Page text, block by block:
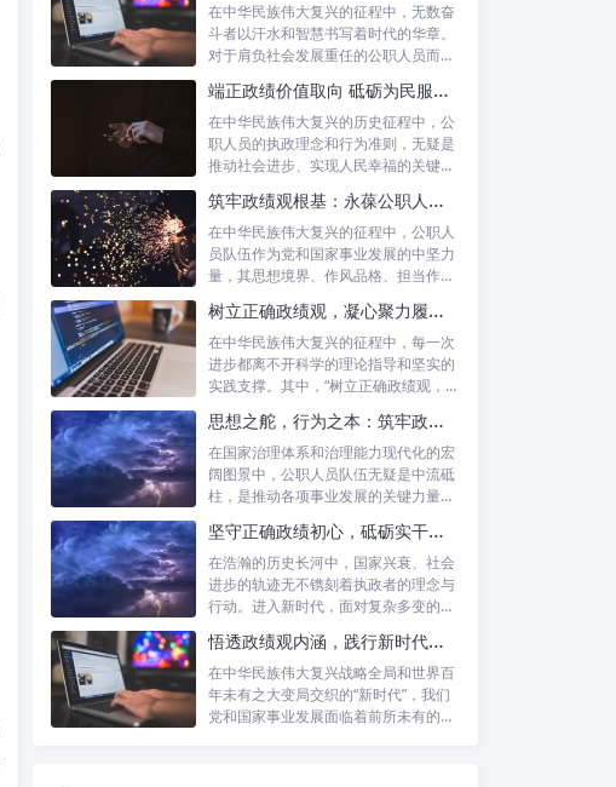
在中华民族伟大复兴的征程中，无数奋
斗者以汗水和智慧书写着时代的华章。
对于肩负社会发展重任的公职人员而
端正政绩价值取向 砥砺为民服务初心：新时代公仆的责任与担当
在中华民族伟大复兴的历史征程中，公
职人员的执政理念和行为准则，无疑是
推动社会进步、实现人民幸福的关键所
筑牢政绩观根基：永葆公职人员本色的时代考量与实践路径
在中华民族伟大复兴的征程中，公职人
员队伍作为党和国家事业发展的中坚力
量，其思想境界、作风品格、担当作为
树立正确政绩观，凝心聚力履职尽责：新时代下的治理智慧与实践路径
在中华民族伟大复兴的征程中，每一次
进步都离不开科学的理论指导和坚实的
实践支撑。其中，“树立正确政绩观，凝
思想之舵，行为之本：筑牢政绩观根基，永葆公职人员本色
在国家治理体系和治理能力现代化的宏
阔图景中，公职人员队伍无疑是中流砥
柱，是推动各项事业发展的关键力量。
坚守正确政绩初心，砥砺实干担当精神：新时代高质量发展的核心引擎
在浩瀚的历史长河中，国家兴衰、社会
进步的轨迹无不镌刻着执政者的理念与
行动。进入新时代，面对复杂多变的国
悟透政绩观内涵，践行新时代使命：书写高质量发展的时代答卷
在中华民族伟大复兴战略全局和世界百
年未有之大变局交织的“新时代”，我们
党和国家事业发展面临着前所未有的机